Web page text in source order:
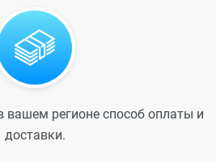
вашем регионе способ оплаты и
доставки.